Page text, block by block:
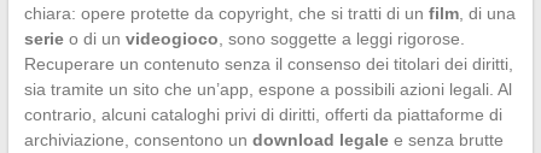
chiara: opere protette da copyright, che si tratti di un film, di una
serieo di un videogioco , sono soggette a leggi rigorose.
Recuperare un contenuto senza il consenso dei titolari dei diritti,
sia tramite un sito che un’app, espone a possibili azioni legali. Al
contrario, alcuni cataloghi privi di diritti, offerti da piattaforme di
archiviazione, consentono un download legalee senza brutte